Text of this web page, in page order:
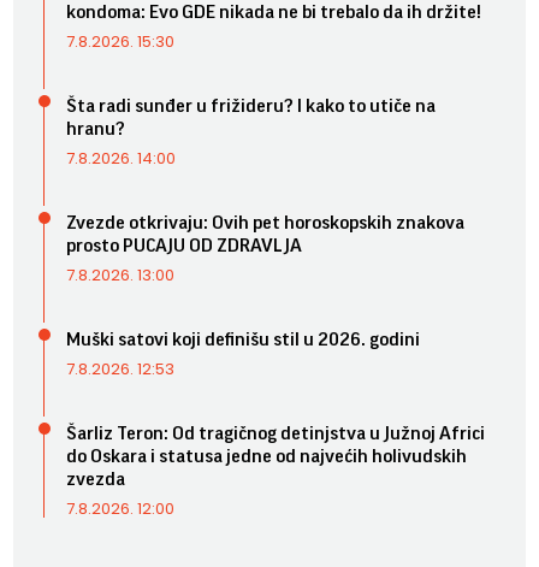
kondoma: Evo GDE nikada ne bi trebalo da ih držite!
7.8.2026. 15:30
Šta radi sunđer u frižideru? I kako to utiče na
hranu?
7.8.2026. 14:00
Zvezde otkrivaju: Ovih pet horoskopskih znakova
prosto PUCAJU OD ZDRAVLJA
7.8.2026. 13:00
Muški satovi koji definišu stil u 2026. godini
7.8.2026. 12:53
Šarliz Teron: Od tragičnog detinjstva u Južnoj Africi
do Oskara i statusa jedne od najvećih holivudskih
zvezda
7.8.2026. 12:00